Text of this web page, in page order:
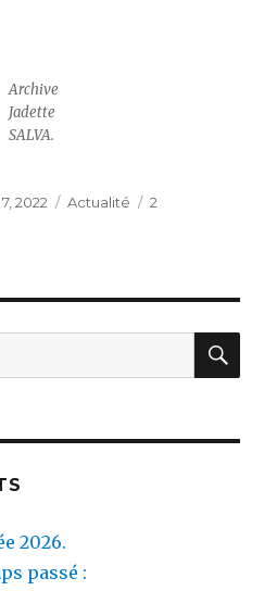
Archive
Jadette
SALVA.
2022 Catégories
Actualité
2
2026.
passé :